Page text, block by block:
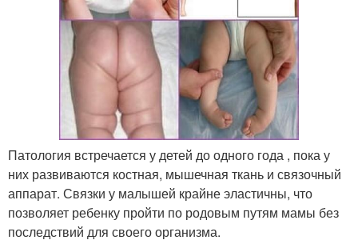
Патология встречается у детей до одного года , пока у
них развиваются костная, мышечная ткань и связочный
аппарат. Связки у малышей крайне эластичны, что
позволяет ребенку пройти по родовым путям мамы без
последствий для своего организма.